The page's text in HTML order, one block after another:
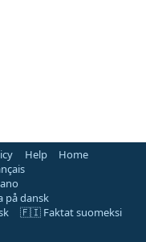
Help
Home
dansk
🇫🇮 Faktat suomeksi